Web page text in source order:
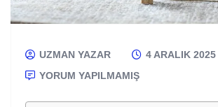
UZMAN YAZAR
4 ARALIK 2025
YORUM YAPILMAMIŞ